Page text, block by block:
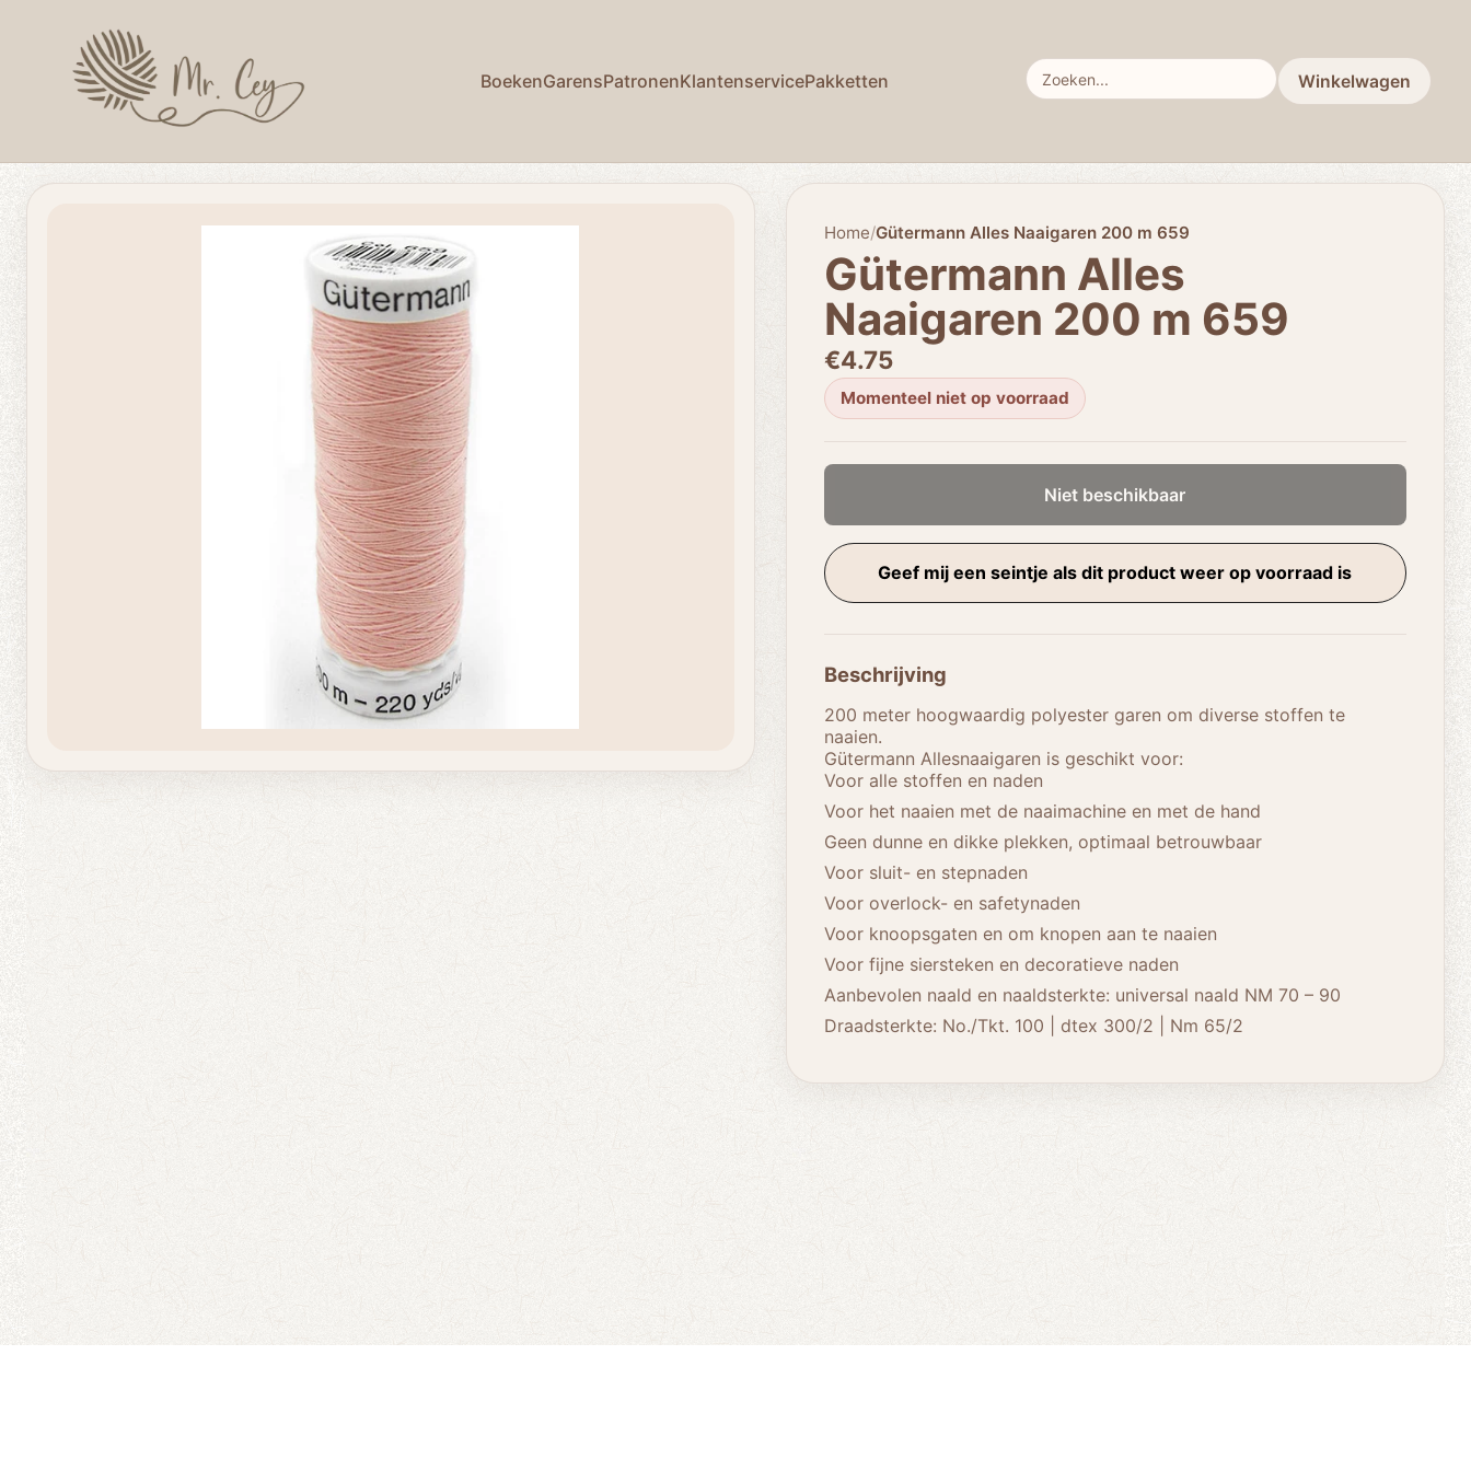
BoekenGarensPatronenKlantenservicePakketten Winkelwagen
Home/Gütermann Alles Naaigaren 200 m 659
Gütermann Alles
Naaigaren 200 m 659
€4.75
Momenteel niet op voorraad
Niet beschikbaar
Geef mij een seintje als dit product weer op voorraad is
Beschrijving
200 meter hoogwaardig polyester garen om diverse stoffen te
naaien.
Gütermann Allesnaaigaren is geschikt voor:
Voor alle stoffen en naden
Voor het naaien met de naaimachine en met de hand
Geen dunne en dikke plekken, optimaal betrouwbaar
Voor sluit- en stepnaden
Voor overlock- en safetynaden
Voor knoopsgaten en om knopen aan te naaien
Voor fijne siersteken en decoratieve naden
Aanbevolen naald en naaldsterkte: universal naald NM 70 – 90
Draadsterkte: No./Tkt. 100 | dtex 300/2 | Nm 65/2